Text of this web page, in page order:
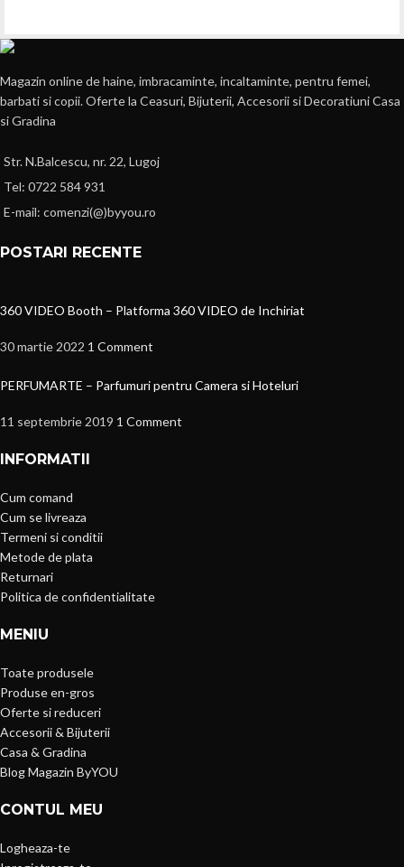
Magazin online de haine, imbracaminte, incaltaminte, pentru femei,
barbati si copii. Oferte la Ceasuri, Bijuterii, Accesorii si Decoratiuni Casa
si Gradina
Str. N.Balcescu, nr. 22, Lugoj
Tel: 0722 584 931
E-mail: comenzi(@)byyou.ro
POSTARI RECENTE
360 VIDEO Booth – Platforma 360 VIDEO de Inchiriat
30 martie 2022 1 Comment
PERFUMARTE – Parfumuri pentru Camera si Hoteluri
11 septembrie 2019 1 Comment
INFORMATII
Cum comand
Cum se livreaza
Termeni si conditii
Metode de plata
Returnari
Politica de confidentialitate
MENIU
Toate produsele
Produse en-gros
Oferte si reduceri
Accesorii & Bijuterii
Casa & Gradina
Blog Magazin ByYOU
CONTUL MEU
Logheaza-te